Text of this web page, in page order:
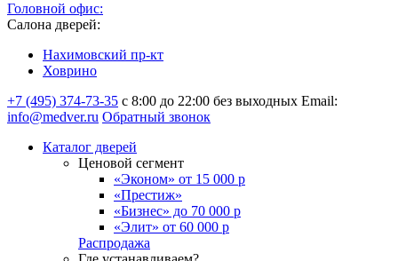
Головной офис:
Салона дверей:
Нахимовский пр-кт
Ховрино
+7 (495) 374-73-35 с 8:00 до 22:00 без выходных Email:
info@medver.ru Обратный звонок
Каталог дверей
Ценовой сегмент
«Эконом» от 15 000 р
«Престиж»
«Бизнес» до 70 000 р
«Элит» от 60 000 р
Распродажа